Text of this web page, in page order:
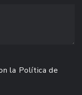
la Política de